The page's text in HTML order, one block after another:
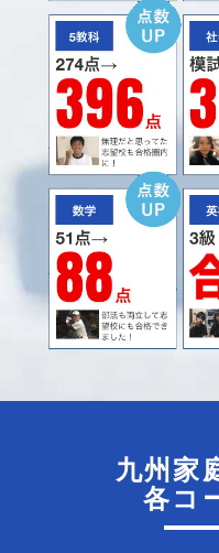
九州家
各コ